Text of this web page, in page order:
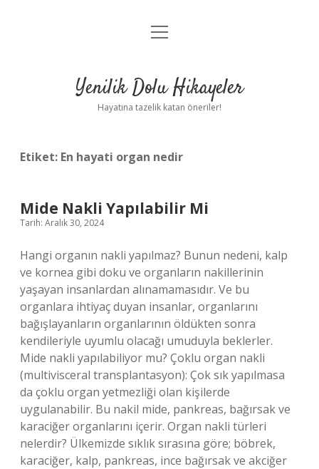
Anasayfa
Yasal Uyarı
menüyü
Yenilik Dolu Hikayeler
Hayatına tazelik katan öneriler!
Etiket: En hayati organ nedir
Mide Nakli Yapılabilir Mi
Tarih: Aralık 30, 2024
Hangi organın nakli yapılmaz? Bunun nedeni, kalp
ve kornea gibi doku ve organların nakillerinin
yaşayan insanlardan alınamamasıdır. Ve bu
organlara ihtiyaç duyan insanlar, organlarını
bağışlayanların organlarının öldükten sonra
kendileriyle uyumlu olacağı umuduyla beklerler.
Mide nakli yapılabiliyor mu? Çoklu organ nakli
(multivisceral transplantasyon): Çok sık yapılmasa
da çoklu organ yetmezliği olan kişilerde
uygulanabilir. Bu nakil mide, pankreas, bağırsak ve
karaciğer organlarını içerir. Organ nakli türleri
nelerdir? Ülkemizde sıklık sırasına göre; böbrek,
karaciğer, kalp, pankreas, ince bağırsak ve akciğer